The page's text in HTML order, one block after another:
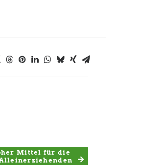
Mittel für die